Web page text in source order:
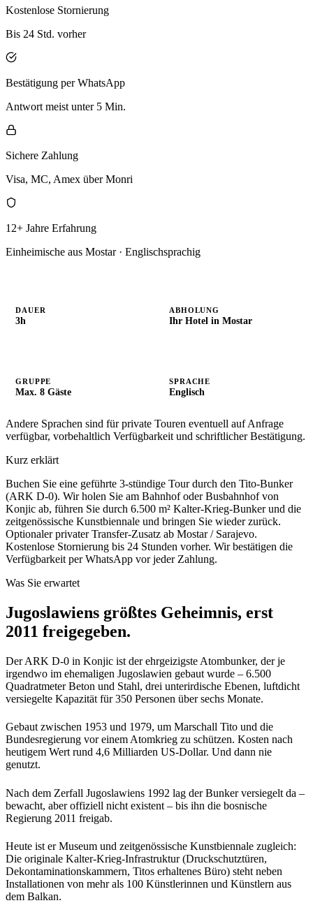
Kostenlose Stornierung
Bis 24 Std. vorher
Bestätigung per WhatsApp
Antwort meist unter 5 Min.
Sichere Zahlung
Visa, MC, Amex über Monri
12+ Jahre Erfahrung
Einheimische aus Mostar · Englischsprachig
DAUER
3h
ABHOLUNG
Ihr Hotel in Mostar
GRUPPE
Max. 8 Gäste
SPRACHE
Englisch
Andere Sprachen sind für private Touren eventuell auf Anfrage
verfügbar, vorbehaltlich Verfügbarkeit und schriftlicher Bestätigung.
Kurz erklärt
Buchen Sie eine geführte 3-stündige Tour durch den Tito-Bunker
(ARK D-0). Wir holen Sie am Bahnhof oder Busbahnhof von
Konjic ab, führen Sie durch 6.500 m² Kalter-Krieg-Bunker und die
zeitgenössische Kunstbiennale und bringen Sie wieder zurück.
Optionaler privater Transfer-Zusatz ab Mostar / Sarajevo.
Kostenlose Stornierung bis 24 Stunden vorher. Wir bestätigen die
Verfügbarkeit per WhatsApp vor jeder Zahlung.
Was Sie erwartet
Jugoslawiens größtes Geheimnis, erst
2011 freigegeben.
Der ARK D-0 in Konjic ist der ehrgeizigste Atombunker, der je
irgendwo im ehemaligen Jugoslawien gebaut wurde – 6.500
Quadratmeter Beton und Stahl, drei unterirdische Ebenen, luftdicht
versiegelte Kapazität für 350 Personen über sechs Monate.
Gebaut zwischen 1953 und 1979, um Marschall Tito und die
Bundesregierung vor einem Atomkrieg zu schützen. Kosten nach
heutigem Wert rund 4,6 Milliarden US-Dollar. Und dann nie
genutzt.
Nach dem Zerfall Jugoslawiens 1992 lag der Bunker versiegelt da –
bewacht, aber offiziell nicht existent – bis ihn die bosnische
Regierung 2011 freigab.
Heute ist er Museum und zeitgenössische Kunstbiennale zugleich:
Die originale Kalter-Krieg-Infrastruktur (Druckschutztüren,
Dekontaminationskammern, Titos erhaltenes Büro) steht neben
Installationen von mehr als 100 Künstlerinnen und Künstlern aus
dem Balkan.